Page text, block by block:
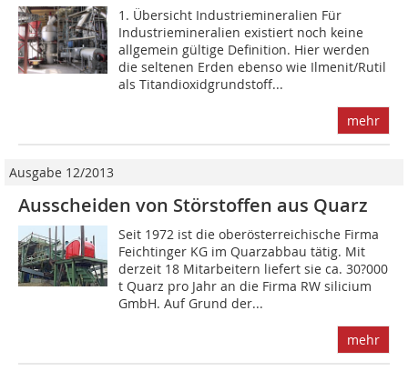
1. Übersicht Industriemineralien Für
Industriemineralien existiert noch keine
allgemein gültige Definition. Hier werden
die seltenen Erden ebenso wie Ilmenit/Rutil
als Titandioxidgrundstoff...
mehr
Ausgabe 12/2013
Ausscheiden von Störstoffen aus Quarz
Seit 1972 ist die oberösterreichische Firma
Feichtinger KG im Quarzabbau tätig. Mit
derzeit 18 Mitarbeitern liefert sie ca. 30?000
t Quarz pro Jahr an die Firma RW silicium
GmbH. Auf Grund der...
mehr